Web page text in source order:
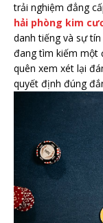
trải nghiệm đẳng
hải phòng kim
danh tiếng và sự
đang tìm kiếm một
quên xem xét lại
quyết định đúng